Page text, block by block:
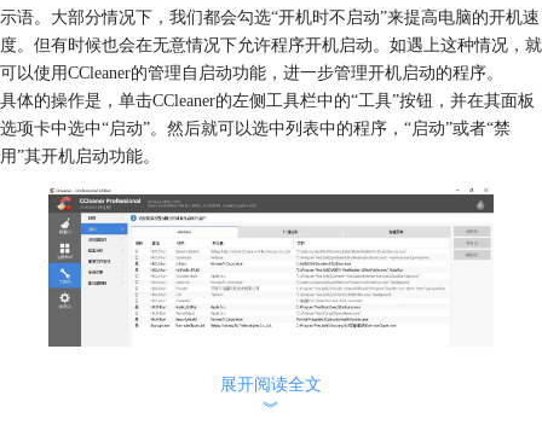
示语。大部分情况下，我们都会勾选“开机时不启动”来提高电脑的开机速
度。但有时候也会在无意情况下允许程序开机启动。如遇上这种情况，就
可以使用CCleaner的管理自启动功能，进一步管理开机启动的程序。
具体的操作是，单击CCleaner的左侧工具栏中的“工具”按钮，并在其面板
选项卡中选中“启动”。然后就可以选中列表中的程序，“启动”或者“禁
用”其开机启动功能。
展开阅读全文
︾